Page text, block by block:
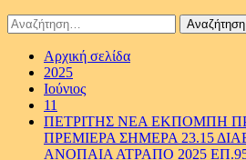
Αναζήτηση
για:
Αρχική σελίδα
2025
Ιούνιος
11
ΠΕΤΡΙΤΗΣ ΝΕΑ ΕΚΠΟΜΠΗ
ΠΡΕΜΙΕΡΑ ΣΗΜΕΡΑ 23.15
ΑΝΟΠΑΙΑ ΑΤΡΑΠΟ 2025